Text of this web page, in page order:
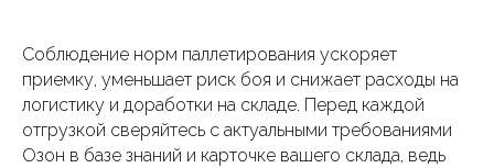
Соблюдение норм паллетирования ускоряет
приемку, уменьшает риск боя и снижает расходы на
логистику и доработки на складе. Перед каждой
отгрузкой сверяйтесь с актуальными требованиями
Озон в базе знаний и карточке вашего склада, ведь